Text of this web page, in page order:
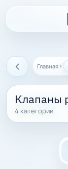
Назад Главная ›
Клапаны
4 категории